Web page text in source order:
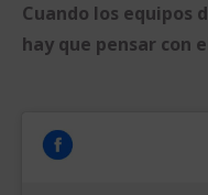
Cuando los equipos
hay que pensar con